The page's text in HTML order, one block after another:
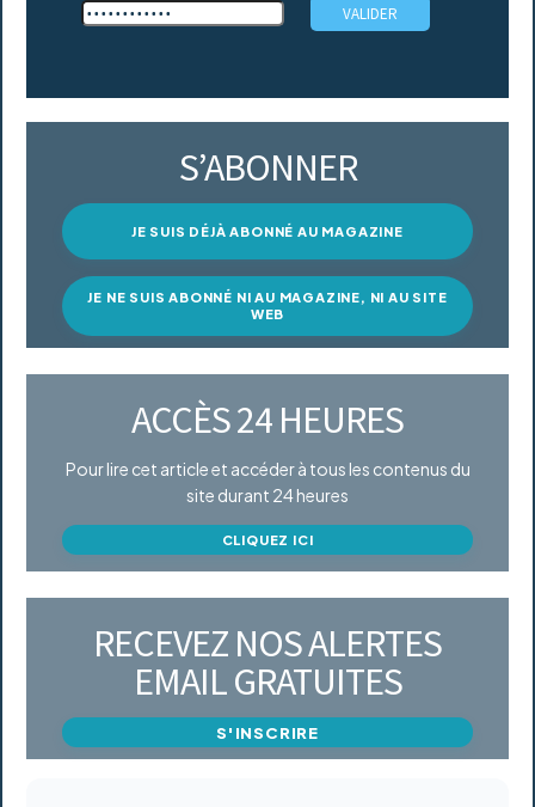
S’ABONNER
JE SUIS DÉJÀ ABONNÉ AU MAGAZINE
JE NE SUIS ABONNÉ NI AU MAGAZINE, NI AU SITE
WEB
ACCÈS 24 HEURES
Pour lire cet article et accéder à tous les contenus du
site durant 24 heures
CLIQUEZ ICI
RECEVEZ NOS ALERTES
EMAIL GRATUITES
S'INSCRIRE